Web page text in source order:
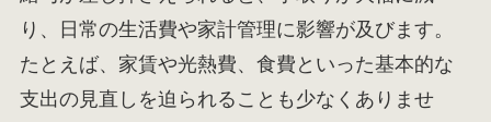
り、日常の生活費や家計管理に影響が及びます。
たとえば、家賃や光熱費、食費といった基本的な
支出の見直しを迫られることも少なくありませ